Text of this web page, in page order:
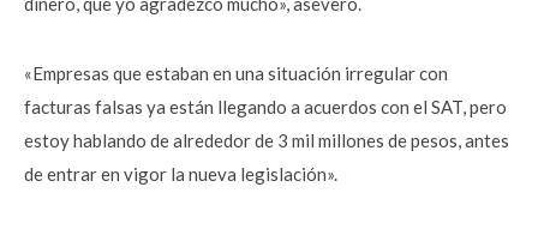
«Empresas que estaban en una situación irregular con
facturas falsas ya están llegando a acuerdos con el SAT, pero
estoy hablando de alrededor de 3 mil millones de pesos, antes
de entrar en vigor la nueva legislación».